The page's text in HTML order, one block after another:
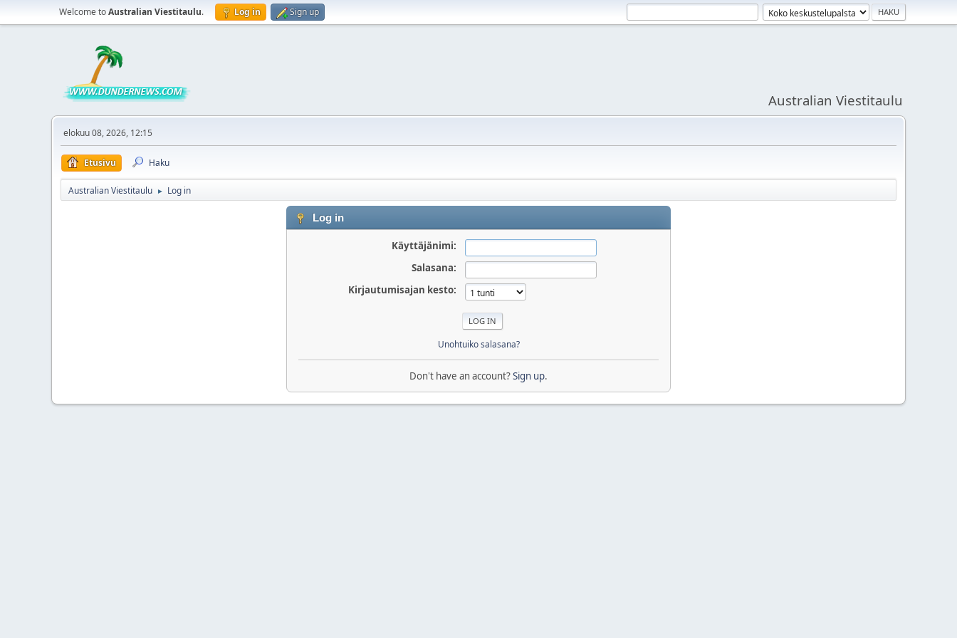
Welcome toAustralian Viestitaulu. Log in Sign up
Australian Viestitaulu
elokuu 08, 2026, 12:15
Etusivu Haku
Australian Viestitaulu ► Log in
Log in
Käyttäjänimi:
Salasana:
Kirjautumisajan kesto:
Unohtuiko salasana?
Don't have an account?Sign up.